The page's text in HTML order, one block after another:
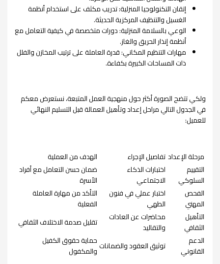
إتقان التكنولوجيا المنزلية: تدريب مكثف على استخدام أنظمة
الغسيل والتنظيف المركزية الحديثة.
الوعي بالسلامة المنزلية: دورات متخصصة في كيفية التعامل مع
أنظمة إنذار الحريق والغاز.
مهارات التنظيم المكاني: قدرة العاملة على ترتيب المخازن والفلل
ذات المساحات الكبيرة بكفاءة.
ولكي تتضح الصورة أكثر حول منهجية العمل المتبعة، نستعرض معكم
في الجدول التالي مراحل إعداد وتأهيل العمالة قبل التسليم النهائي
للعميل:
مرحلة الإعداد تفاصيل الإجراء
الهدف من العملية
التقييم
السلوكي
اختبارات الذكاء
الاجتماعي
ضمان حسن التعامل مع أفراد
الأسرة
الفحص
المهني
اختبار عملي في فنون
الطهي
التأكد من مهارة العاملة
الفعلية
التأهيل
الثقافي
محاضرات عن العادات
والتقاليد
تقليل صدمة الاختلاف الثقافي
الدعم
القانوني
توثيق العقود والضمانات حماية حقوق الكفيل
والمكفول